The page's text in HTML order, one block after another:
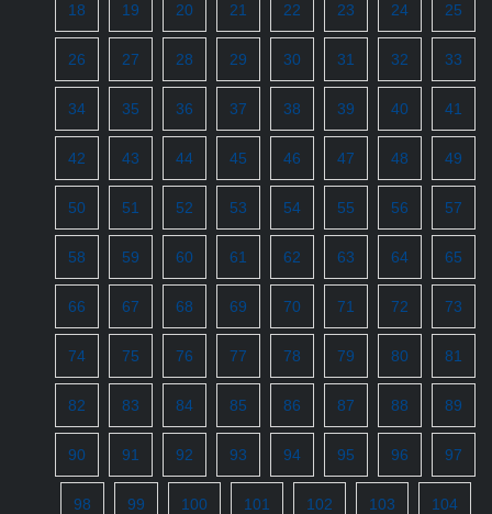
18 19 20 21 22 23 24 25
26 27 28 29 30 31 32 33
34 35 36 37 38 39 40 41
42 43 44 45 46 47 48 49
50 51 52 53 54 55 56 57
58 59 60 61 62 63 64 65
66 67 68 69 70 71 72 73
74 75 76 77 78 79 80 81
82 83 84 85 86 87 88 89
90 91 92 93 94 95 96 97
98 99 100 101 102 103 104